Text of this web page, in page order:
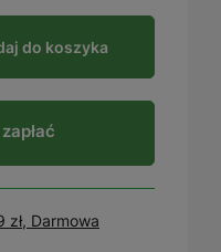
do koszyka
Darmowa